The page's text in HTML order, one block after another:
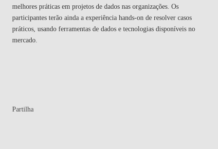
melhores práticas em projetos de dados nas organizações. Os
participantes terão ainda a experiência hands-on de resolver casos
práticos, usando ferramentas de dados e tecnologias disponíveis no
mercado.
Partilha